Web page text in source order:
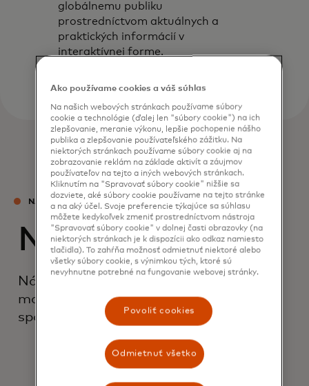
globálnemu publiku
prostredníctvom aktuálnych a
praktických informácií v
interaktívnej forme.
NÁŠ TÍM
Naši experti
Náš globálny tím ekonómov analyzuje
makroekonomickú situáciu z pohľadu
spotrebiteľa.
Ako používame cookies a váš súhlas
Na našich webových stránkach používame súbory
cookie a technológie (ďalej len "súbory cookie") na ich
zlepšovanie, meranie výkonu, lepšie pochopenie nášho
publika a zlepšovanie používateľského zážitku. Na
niektorých stránkach používame súbory cookie aj na
zobrazovanie reklám na základe aktivít a záujmov
používateľov na tejto a iných webových stránkach.
Kliknutím na "Spravovať súbory cookie" nižšie sa
dozviete, aké súbory cookie používame na tejto stránke
a na aký účel. Svoje preferencie týkajúce sa súhlasu
môžete kedykoľvek zmeniť prostredníctvom nástroja
"Spravovať súbory cookie" v dolnej časti obrazovky (na
niektorých stránkach je k dispozícii ako odkaz namiesto
tlačidla). To zahŕňa možnosť odmietnuť niektoré alebo
všetky súbory cookie, s výnimkou tých, ktoré sú
nevyhnutne potrebné na fungovanie webovej stránky.
Povoliť cookies
Odmietnuť všetko